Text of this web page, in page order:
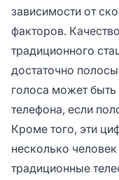
зависимости от
факторов.
традиционного
достаточно
голоса может
телефона, если
Кроме того, эти
несколько
традиционные